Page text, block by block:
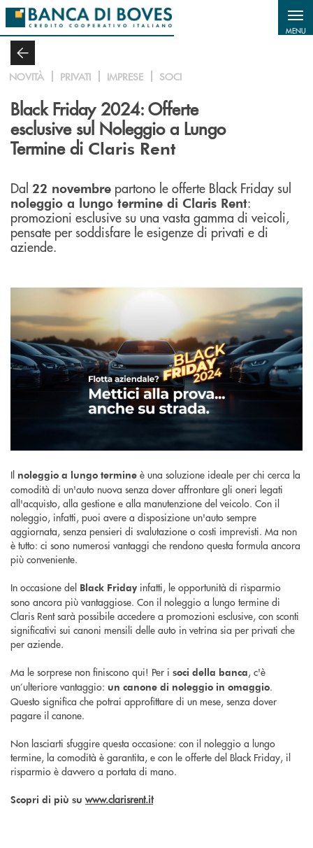
Salta al contenuto principale
MENU
NOVITÀ PRIVATI IMPRESE SOCI
Black Friday 2024: Offerte
esclusive sul Noleggio a Lungo
Termine di Claris Rent
Dal 22 novembre partono le offerte Black Friday sul
noleggio a lungo termine di Claris Rent:
promozioni esclusive su una vasta gamma di veicoli,
pensate per soddisfare le esigenze di privati e di
aziende.
Il noleggio a lungo termine è una soluzione ideale per chi cerca la
comodità di un'auto nuova senza dover affrontare gli oneri legati
all'acquisto, alla gestione e alla manutenzione del veicolo. Con il
noleggio, infatti, puoi avere a disposizione un'auto sempre
aggiornata, senza pensieri di svalutazione o costi imprevisti. Ma non
è tutto: ci sono numerosi vantaggi che rendono questa formula ancora
più conveniente.
In occasione del Black Friday infatti, le opportunità di risparmio
sono ancora più vantaggiose. Con il noleggio a lungo termine di
Claris Rent sarà possibile accedere a promozioni esclusive, con sconti
significativi sui canoni mensili delle auto in vetrina sia per privati che
per aziende.
Ma le sorprese non finiscono qui! Per i soci della banca, c'è
un’ulteriore vantaggio: un canone di noleggio in omaggio.
Questo significa che potrai approfittare di un mese, senza dover
pagare il canone.
Non lasciarti sfuggire questa occasione: con il noleggio a lungo
termine, la comodità è garantita, e con le offerte del Black Friday, il
risparmio è davvero a portata di mano.
Scopri di più suwww.clarisrent.it